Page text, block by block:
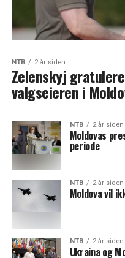
NTB 2 år siden
Zelenskyj
valgseieren i
NTB 2 år siden
Moldovas
periode
NTB 2 år siden
Moldova vil
NTB 2 år siden
Ukraina og